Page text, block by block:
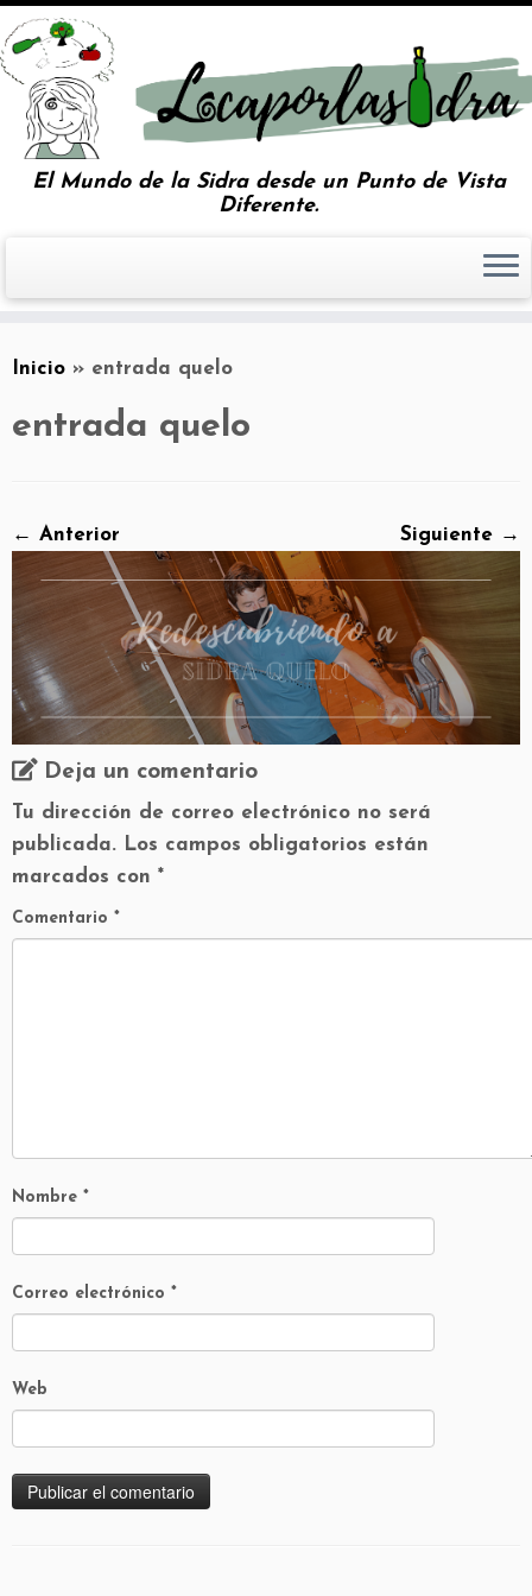
El Mundo de la Sidra desde un Punto de Vista
Diferente.
Inicio » entrada quelo
entrada quelo
← Anterior Siguiente →
Deja un comentario
Tu dirección de correo electrónico no será
publicada. Los campos obligatorios están
marcados con *
Comentario *
Nombre *
Correo electrónico *
Web